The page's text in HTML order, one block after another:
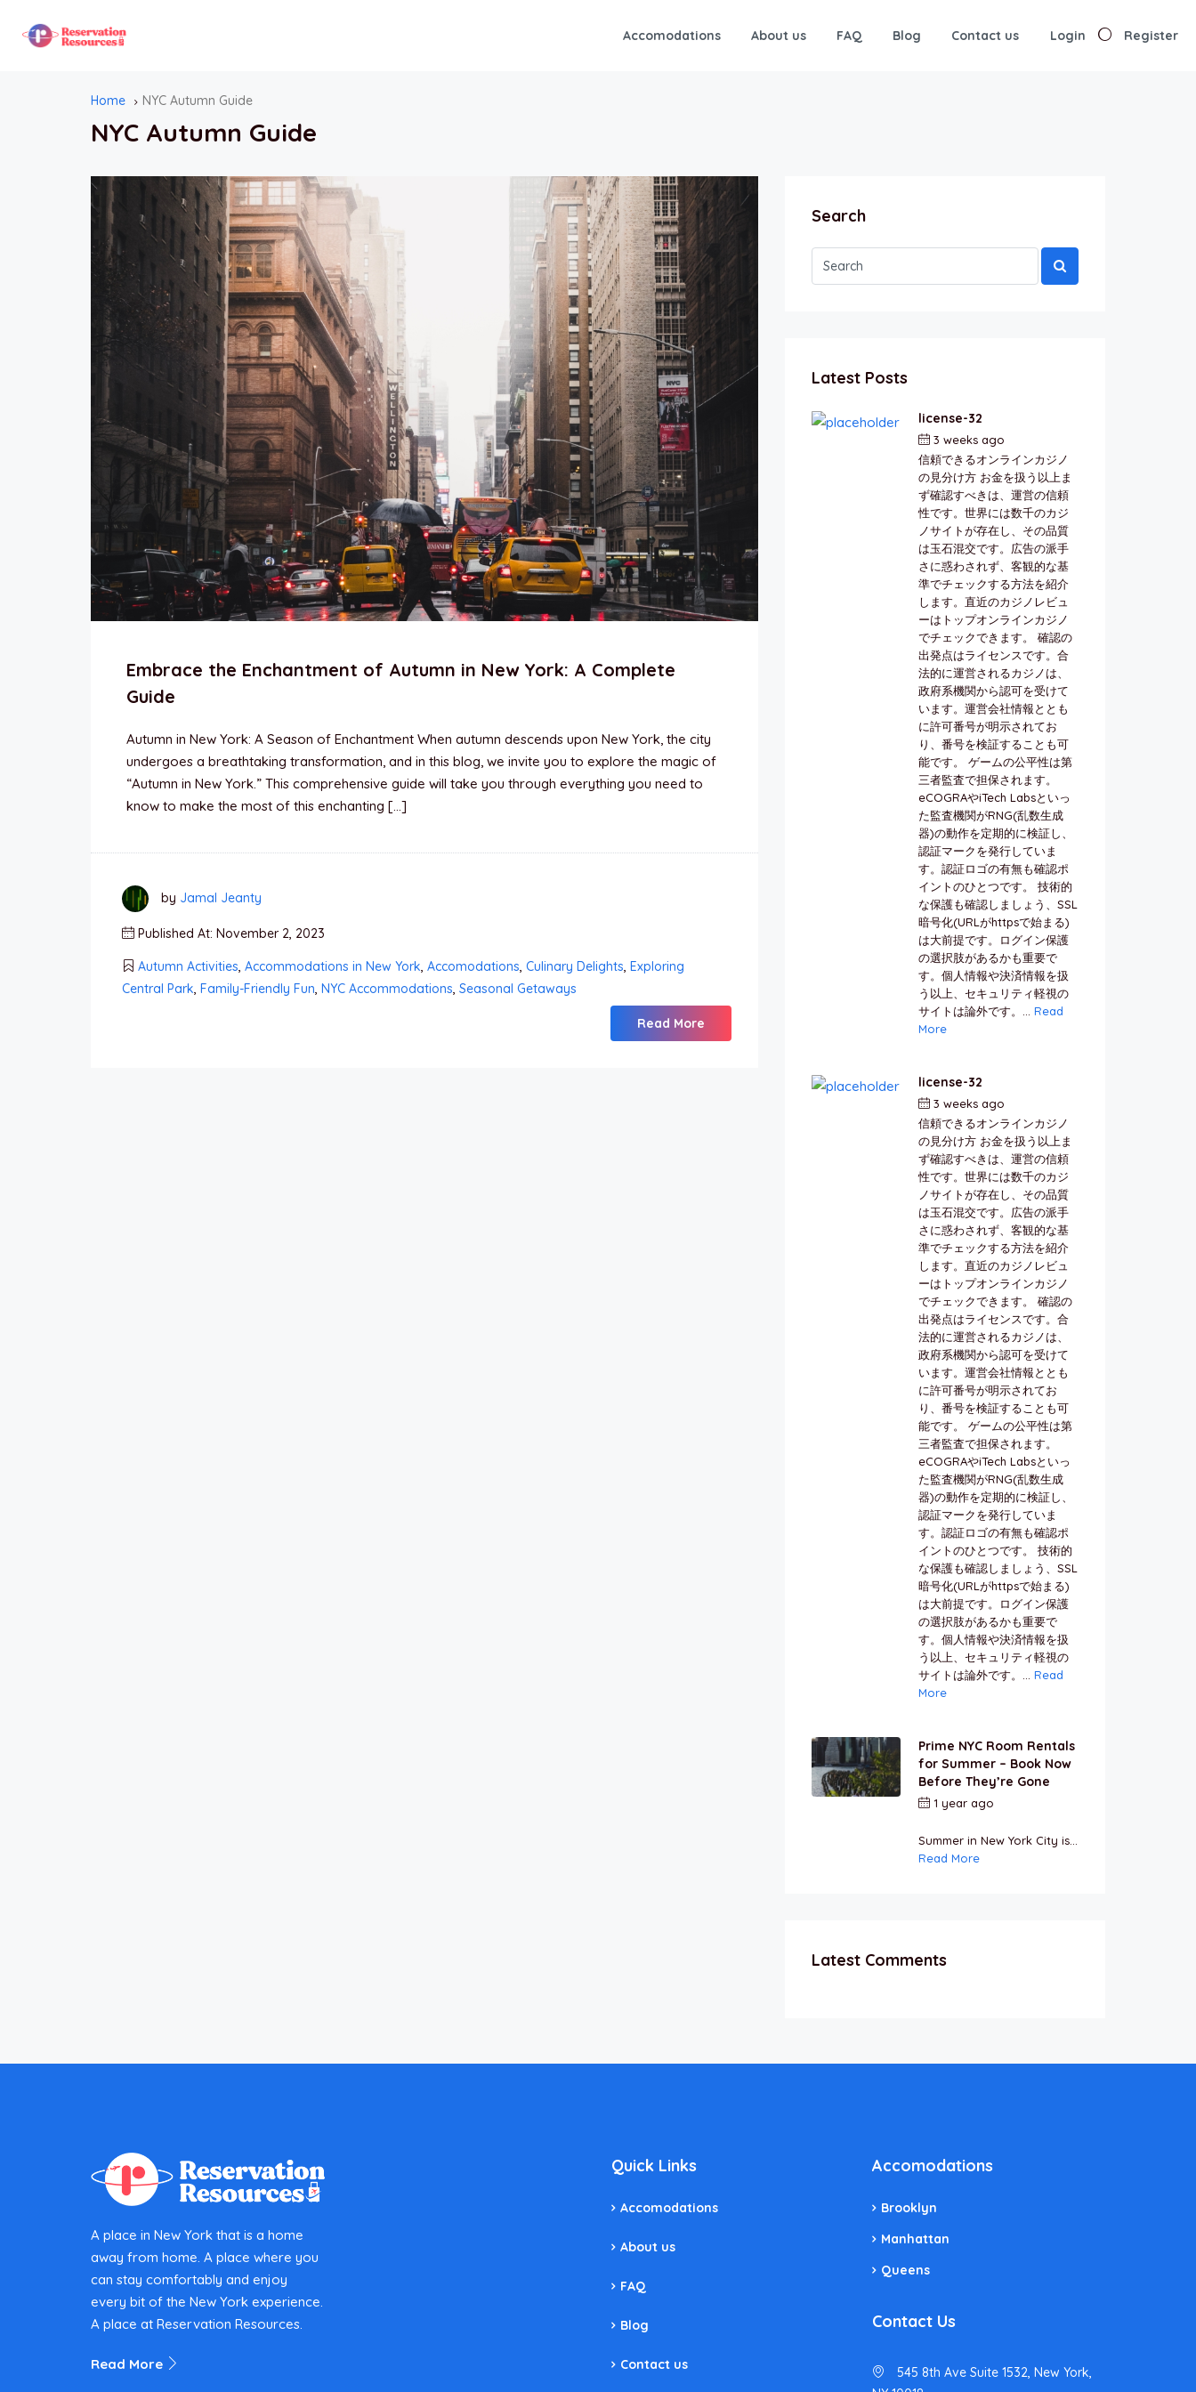
Accomodations About us FAQ Blog Contact us Login Register
Home NYC Autumn Guide
NYC Autumn Guide
Embrace the Enchantment of Autumn in New York: A Complete
Guide
Autumn in New York: A Season of Enchantment When autumn descends upon New York, the city
undergoes a breathtaking transformation, and in this blog, we invite you to explore the magic of
“Autumn in New York.” This comprehensive guide will take you through everything you need to
know to make the most of this enchanting […]
by Jamal Jeanty
Published At: November 2, 2023
Autumn Activities, Accommodations in New York, Accomodations, Culinary Delights, Exploring
Central Park, Family-Friendly Fun, NYC Accommodations, Seasonal Getaways
Read More
Search
Latest Posts
license-32
3 weeks ago
信頼できるオンラインカジノ
の見分け方 お金を扱う以上ま
ず確認すべきは、運営の信頼
性です。世界には数千のカジ
ノサイトが存在し、その品質
は玉石混交です。広告の派手
さに惑わされず、客観的な基
準でチェックする方法を紹介
します。直近のカジノレビュ
ーはトップオンラインカジノ
でチェックできます。 確認の
出発点はライセンスです。合
法的に運営されるカジノは、
政府系機関から認可を受けて
います。運営会社情報ととも
に許可番号が明示されてお
り、番号を検証することも可
能です。 ゲームの公平性は第
三者監査で担保されます。
eCOGRAやiTech Labsといっ
た監査機関がRNG(乱数生成
器)の動作を定期的に検証し、
認証マークを発行していま
す。認証ロゴの有無も確認ポ
イントのひとつです。 技術的
な保護も確認しましょう、SSL
暗号化(URLがhttpsで始まる)
は大前提です。ログイン保護
の選択肢があるかも重要で
す。個人情報や決済情報を扱
う以上、セキュリティ軽視の
サイトは論外です。... Read
More
license-32
3 weeks ago
信頼できるオンラインカジノ
の見分け方 お金を扱う以上ま
ず確認すべきは、運営の信頼
性です。世界には数千のカジ
ノサイトが存在し、その品質
は玉石混交です。広告の派手
さに惑わされず、客観的な基
準でチェックする方法を紹介
します。直近のカジノレビュ
ーはトップオンラインカジノ
でチェックできます。 確認の
出発点はライセンスです。合
法的に運営されるカジノは、
政府系機関から認可を受けて
います。運営会社情報ととも
に許可番号が明示されてお
り、番号を検証することも可
能です。 ゲームの公平性は第
三者監査で担保されます。
eCOGRAやiTech Labsといっ
た監査機関がRNG(乱数生成
器)の動作を定期的に検証し、
認証マークを発行していま
す。認証ロゴの有無も確認ポ
イントのひとつです。 技術的
な保護も確認しましょう、SSL
暗号化(URLがhttpsで始まる)
は大前提です。ログイン保護
の選択肢があるかも重要で
す。個人情報や決済情報を扱
う以上、セキュリティ軽視の
サイトは論外です。... Read
More
Prime NYC Room Rentals
for Summer – Book Now
Before They’re Gone
1 year ago
Summer in New York City is...
Read More
Latest Comments
A place in New York that is a home
away from home. A place where you
can stay comfortably and enjoy
every bit of the New York experience.
A place at Reservation Resources.
Read More
Quick Links
Accomodations
About us
FAQ
Blog
Contact us
Accomodations
Brooklyn
Manhattan
Queens
Contact Us
545 8th Ave Suite 1532, New York,